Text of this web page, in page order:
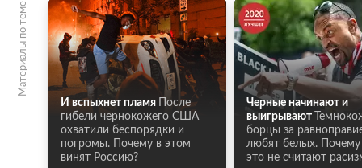
Материалы по теме
И вспыхнет пламя
После
гибели чернокожего США
охватили беспорядки и
погромы. Почему в этом
винят Россию?
Черные начинают и
выигрывают
борцы за
любят белых.
это не считают